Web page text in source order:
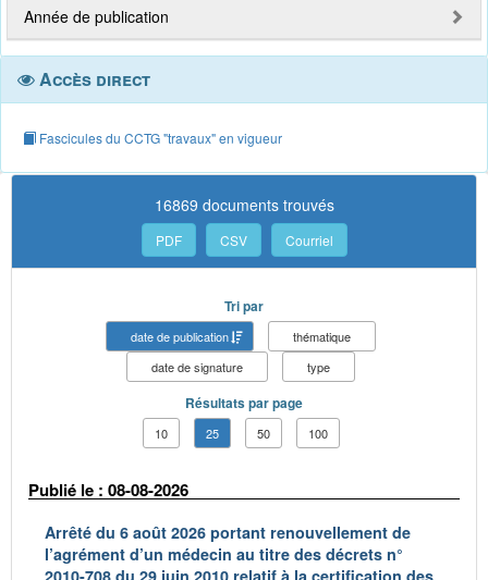
Année de publication
Accès direct
Fascicules du CCTG "travaux" en vigueur
16869 documents trouvés
PDF CSV Courriel
Tri par
date de publication
thématique
date de signature
type
Résultats par page
10 25 50 100
Publié le : 08-08-2026
Arrêté du 6 août 2026 portant renouvellement de
l’agrément d’un médecin au titre des décrets n°
2010-708 du 29 juin 2010 relatif à la certification des